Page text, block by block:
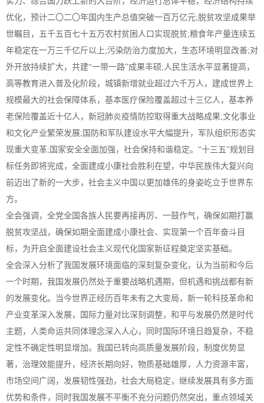
优化，预计二〇二〇年国内生产总值突破一百万亿元;脱贫攻坚成果举
世瞩目，五千五百七十五万农村贫困人口实现脱贫;粮食年产量连续五
年稳定在一万三千亿斤以上;污染防治力度加大，生态环境明显改善;对
外开放持续扩大，共建“一带一路”成果丰硕;人民生活水平显著提高，
高等教育进入普及化阶段，城镇新增就业超过六千万人，建成世界上
规模最大的社会保障体系，基本医疗保险覆盖超过十三亿人，基本养
老保险覆盖近十亿人，新冠肺炎疫情防控取得重大战略成果;文化事业
和文化产业繁荣发展;国防和军队建设水平大幅提升，军队组织形态实
现重大变革;国家安全全面加强，社会保持和谐稳定。“十三五”规划目
标任务即将完成，全面建成小康社会胜利在望，中华民族伟大复兴向
前迈出了新的一大步，社会主义中国以更加雄伟的身姿屹立于世界东
方。
全会强调，全党全国各族人民要再接再厉、一鼓作气，确保如期打赢
脱贫攻坚战，确保如期全面建成小康社会、实现第一个百年奋斗目
标，为开启全面建设社会主义现代化国家新征程奠定坚实基础。
全会深入分析了我国发展环境面临的深刻复杂变化，认为当前和今后
一个时期，我国发展仍然处于重要战略机遇期，但机遇和挑战都有新
的发展变化。当今世界正经历百年未有之大变局，新一轮科技革命和
产业变革深入发展，国际力量对比深刻调整，和平与发展仍然是时代
主题，人类命运共同体理念深入人心，同时国际环境日趋复杂，不稳
定性不确定性明显增加。我国已转向高质量发展阶段，制度优势显
著，治理效能提升，经济长期向好，物质基础雄厚，人力资源丰富，
市场空间广阔，发展韧性强劲，社会大局稳定，继续发展具有多方面
优势和条件，同时我国发展不平衡不充分问题仍然突出，重点领域关